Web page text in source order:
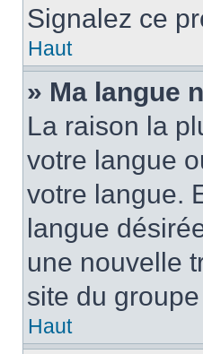
Signalez ce
Haut
» Ma langue
La raison la
votre langue
votre langue.
langue
une nouvelle
site du
Haut